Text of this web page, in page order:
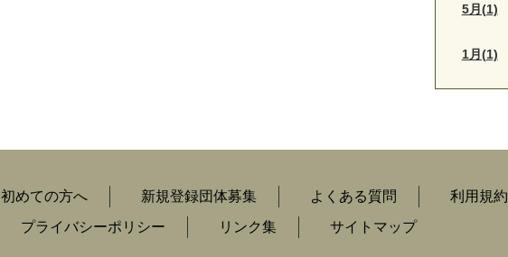
5月(1)
1月(1)
初めての方へ 新規登録団体募集 よくある質問
利用規約
プライバシーポリシー リンク集 サイトマップ